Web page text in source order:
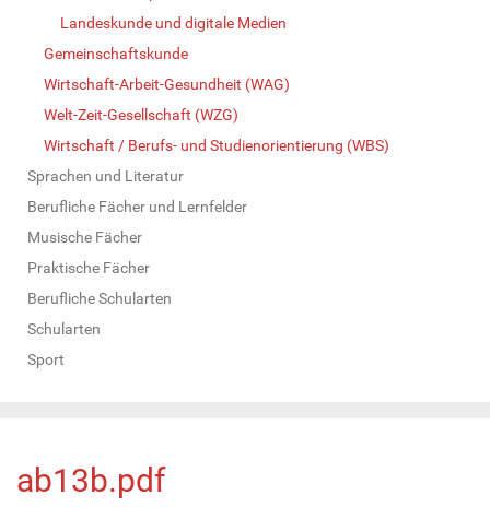
Landeskunde und digitale Medien
Gemeinschaftskunde
Wirtschaft-Arbeit-Gesundheit (WAG)
Welt-Zeit-Gesellschaft (WZG)
Wirtschaft / Berufs- und Studienorientierung (WBS)
Sprachen und Literatur
Berufliche Fächer und Lernfelder
Musische Fächer
Praktische Fächer
Berufliche Schularten
Schularten
Sport
ab13b.pdf